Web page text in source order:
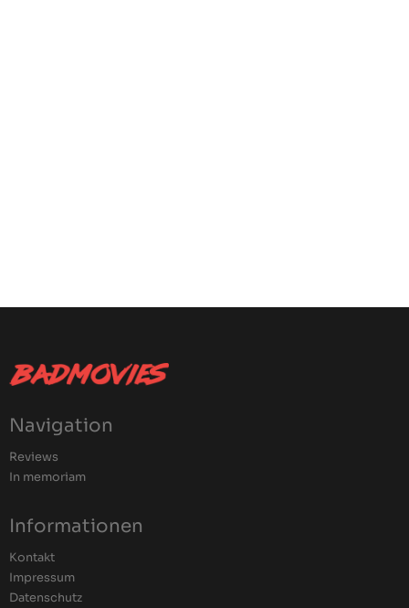
Navigation
Reviews
In memoriam
Informationen
Kontakt
Impressum
Datenschutz